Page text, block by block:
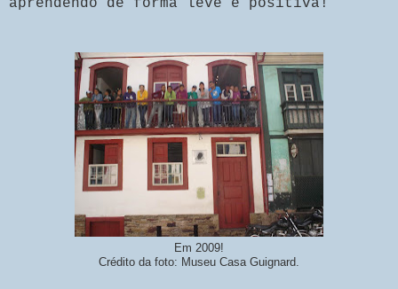
aprendendo de forma leve e positiva!
Em 2009!
Crédito da foto: Museu Casa Guignard.